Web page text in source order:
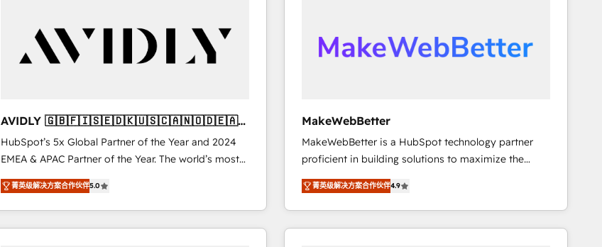
learn the ins-and-outs of HubSpot. We give you a
Personal Consultant + Tech Team to handle the
heavy lifting of mapping out AND building your ideal
6,500+ Partners) and was named 2023 HubSpot
Partner of the Year 💥 Trusted by 2,500+ companies
to help them scale and close more business, by
using HubSpot (the right way). ⭐️ Here's more info:
www.onthefuze.com/hubspot-admin Contact us to
learn more!
AVIDLY 🇬🇧🇫🇮🇸🇪🇩🇰🇺🇸🇨🇦🇳🇴🇩🇪🇦🇺
🇳🇿
HubSpot’s 5x Global Partner of the Year and 2024
EMEA & APAC Partner of the Year. The world’s most
experienced and fully accredited HubSpot Solutions
Partner. 🚀 With 2,750+ HubSpot projects delivered
and 370+ specialists across EMEA, APAC and NAM,
we de-risk complex CRM programmes and
菁英级解决方案合作伙伴5.0
MakeWebBetter
MakeWebBetter is a HubSpot technology partner
proficient in building solutions to maximize the
operational efficiency of HubSpot. The fastest-
growing tech-enabler & facilitator, MakeWebBetter,
hands you the blend of HubSpot expertise &
eminent solutions & integrations. Trust us to
菁英级解决方案合作伙伴4.9